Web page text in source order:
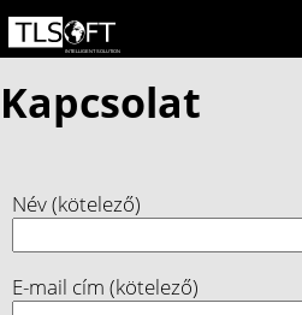
Kapcsolat
Név (kötelező)
E-mail cím (kötelező)